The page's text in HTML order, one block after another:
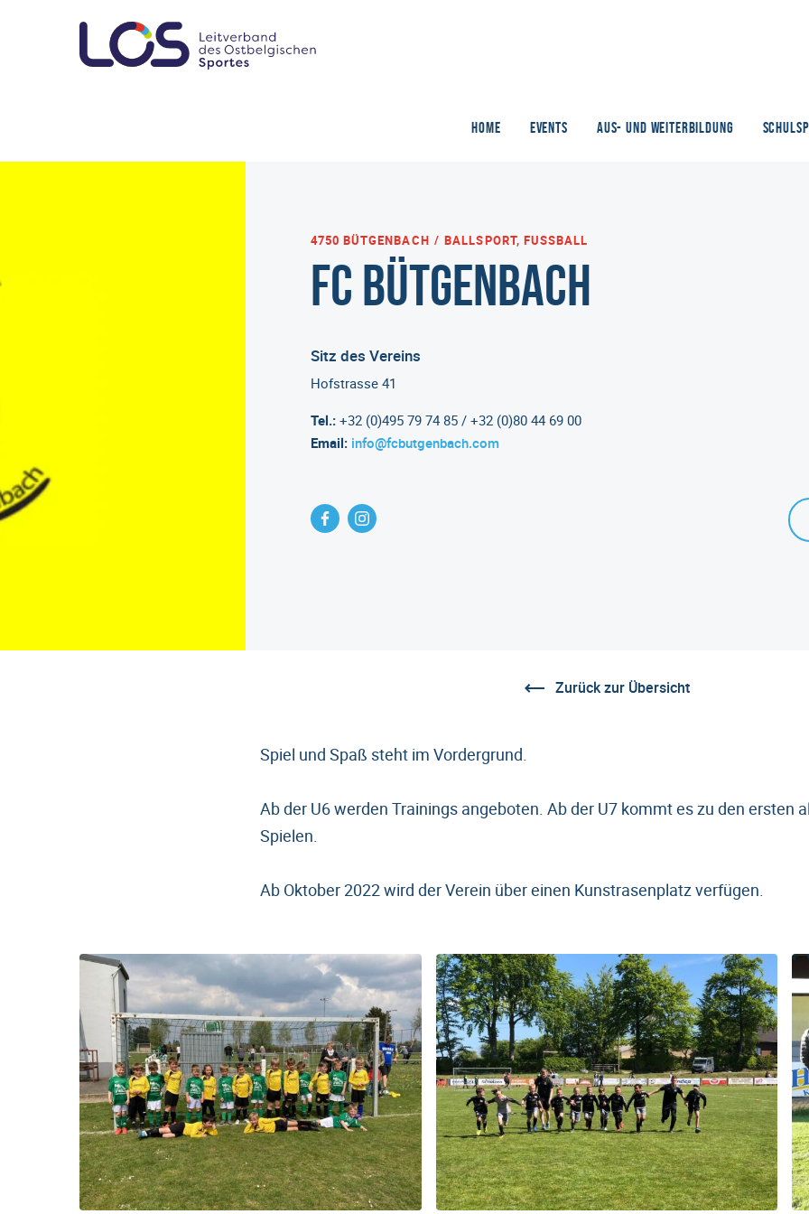
HOME EVENTS AUS- UND WEITERBILDUNG
4750 BÜTGENBACH BALLSPORT, FUSSBALL
FC Bütgenbach
Sitz des Vereins
Hofstrasse 41
Tel.: +32 (0)495 79 74 85 / +32 (0)80 44 69 00
Email: info@fcbutgenbach.com
Zurück zur Übersicht
Spiel und Spaß steht im Vordergrund.
Ab der U6 werden Trainings angeboten. Ab der U7 kommt es zu den ersten
Spielen.
Ab Oktober 2022 wird der Verein über einen Kunstrasenplatz verfügen.